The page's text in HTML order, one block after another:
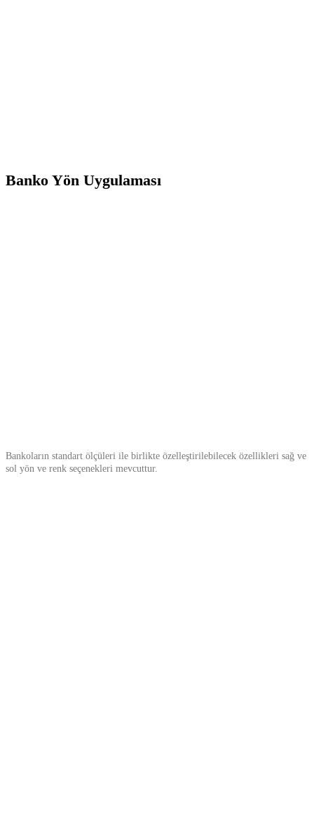
Banko Yön Uygulaması
Bankoların standart ölçüleri ile birlikte özelleştirilebilecek özellikleri sağ ve
sol yön ve renk seçenekleri mevcuttur.